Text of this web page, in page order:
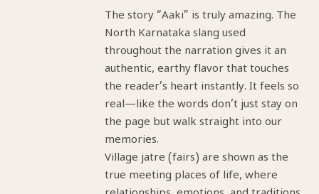
The story “Aaki” is truly amazing. The
North Karnataka slang used
throughout the narration gives it an
authentic, earthy flavor that touches
the reader’s heart instantly. It feels so
real—like the words don’t just stay on
the page but walk straight into our
memories.
Village jatre (fairs) are shown as the
true meeting places of life, where